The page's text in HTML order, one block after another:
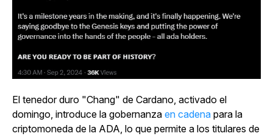
El tenedor duro "Chang" de Cardano, activado el
domingo, introduce la gobernanza en cadena para la
criptomoneda de la ADA, lo que permite a los titulares de